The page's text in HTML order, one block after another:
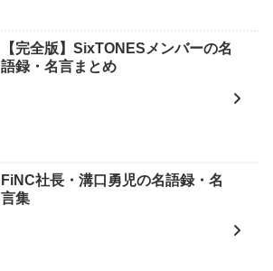
【完全版】SixTONESメンバーの名
語録・名言まとめ
FiNC社長・溝口勇児の名語録・名
言集